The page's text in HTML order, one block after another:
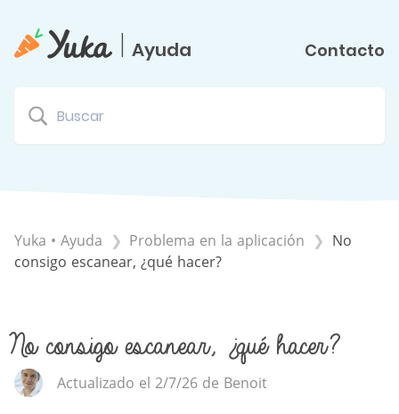
| Ayuda Contacto
Yuka • Ayuda ​Problema en la aplicación
No
consigo escanear, ¿qué hacer?
No consigo escanear, ¿qué hacer?
Actualizado el 2/7/26 de Benoit